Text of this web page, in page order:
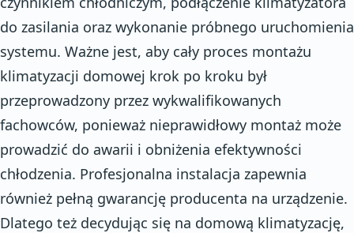
do zasilania oraz wykonanie próbnego uruchomienia
systemu. Ważne jest, aby cały proces montażu
klimatyzacji domowej krok po kroku był
przeprowadzony przez wykwalifikowanych
fachowców, ponieważ nieprawidłowy montaż może
prowadzić do awarii i obniżenia efektywności
chłodzenia. Profesjonalna instalacja zapewnia
również pełną gwarancję producenta na urządzenie.
Dlatego też decydując się na domową klimatyzację,